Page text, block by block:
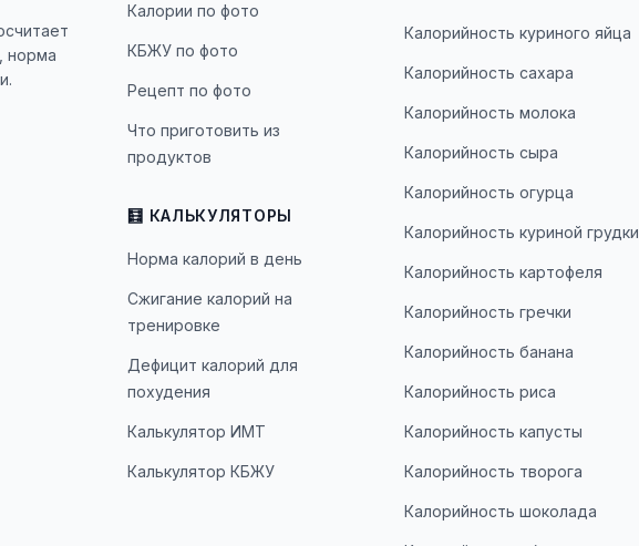
норма
Калории по фото
КБЖУ по фото
Рецепт по фото
Что приготовить из
продуктов
🧮 КАЛЬКУЛЯТОРЫ
Норма калорий в день
Сжигание калорий на
тренировке
Дефицит калорий для
похудения
Калькулятор ИМТ
Калькулятор КБЖУ
Калорийность куриного яйца
Калорийность сахара
Калорийность молока
Калорийность сыра
Калорийность огурца
Калорийность куриной грудки
Калорийность картофеля
Калорийность гречки
Калорийность банана
Калорийность риса
Калорийность капусты
Калорийность творога
Калорийность шоколада